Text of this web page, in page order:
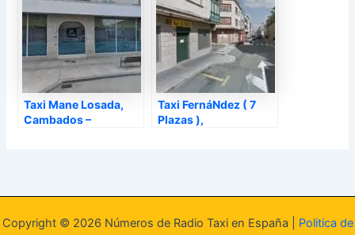
Taxi Mane Losada,
Cambados –
Taxi FernáNdez ( 7
Plazas ),
Copyright © 2026 Números de Radio Taxi en España | Politica de